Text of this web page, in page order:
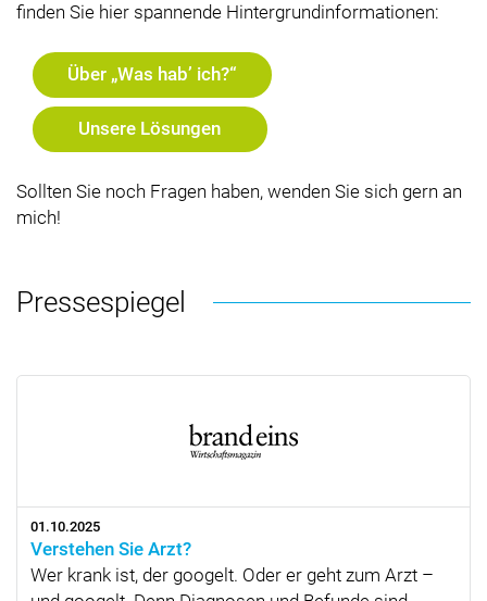
finden Sie hier spannende Hintergrundinformationen:
Über Was hab’ ich?
Unsere Lösungen
Sollten Sie noch Fragen haben, wenden Sie sich gern an
mich!
Pressespiegel
01.10.2025
Verstehen Sie Arzt?
Wer krank ist, der googelt. Oder er geht zum Arzt –